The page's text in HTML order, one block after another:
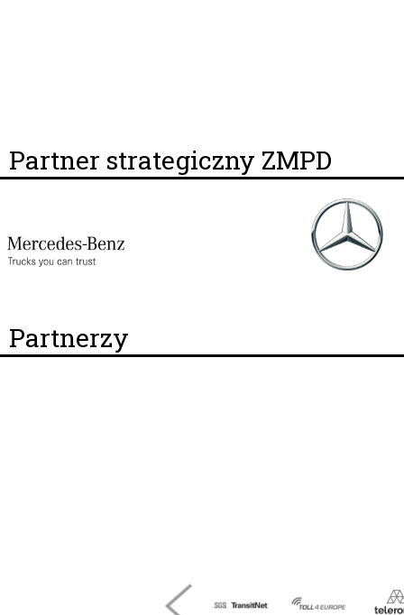
Partner strategiczny ZMPD
Partnerzy